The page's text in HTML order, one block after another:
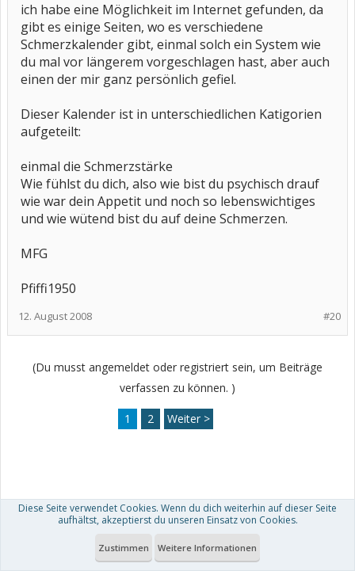
ich habe eine Möglichkeit im Internet gefunden, da
gibt es einige Seiten, wo es verschiedene
Schmerzkalender gibt, einmal solch ein System wie
du mal vor längerem vorgeschlagen hast, aber auch
einen der mir ganz persönlich gefiel.
Dieser Kalender ist in unterschiedlichen Katigorien
aufgeteilt:
einmal die Schmerzstärke
Wie fühlst du dich, also wie bist du psychisch drauf
wie war dein Appetit und noch so lebenswichtiges
und wie wütend bist du auf deine Schmerzen.
MFG
Pfiffi1950
#20
12. August 2008
(Du musst angemeldet oder registriert sein, um Beiträge
verfassen zu können. )
1 2 Weiter >
Diese Seite verwendet Cookies. Wenn du dich weiterhin auf dieser Seite
aufhältst, akzeptierst du unseren Einsatz von Cookies.
Zustimmen Weitere Informationen